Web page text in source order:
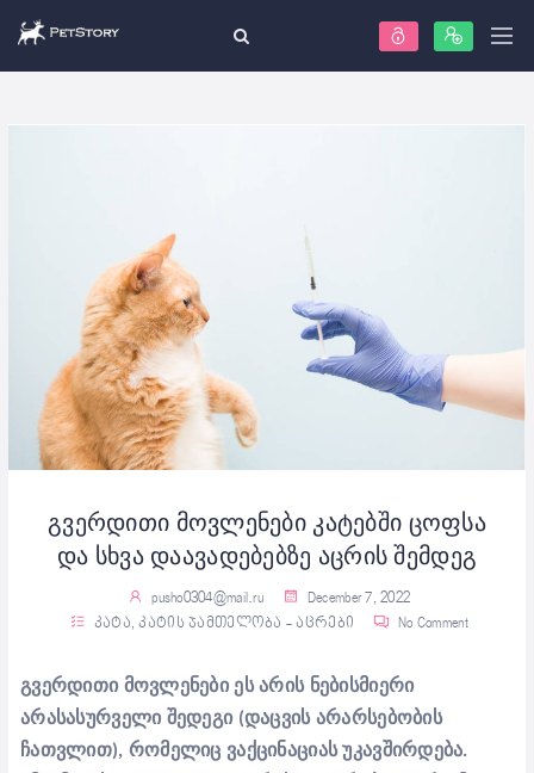
გვერდითი მოვლენები კატებში ცოფსა
და სხვა დაავადებებზე აცრის შემდეგ
pusho0304@mail.ru
December 7, 2022
კატა,კატის ჯამთელობა - აცრები No Comment
გვერდითი მოვლენები ეს არის ნებისმიერი
არასასურველი შედეგი (დაცვის არარსებობის
ჩათვლით), რომელიც ვაქცინაციას უკავშირდება.